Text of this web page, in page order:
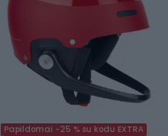
Papildomai -25 % su kodu EXTRA